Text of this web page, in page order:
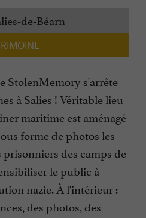
de-Béarn
StolenMemory s'arrête
à Salies ! Véritable lieu
maritime est aménagé
forme de photos les
des camps de
le public à
nazie. À l'intérieur :
des photos, des